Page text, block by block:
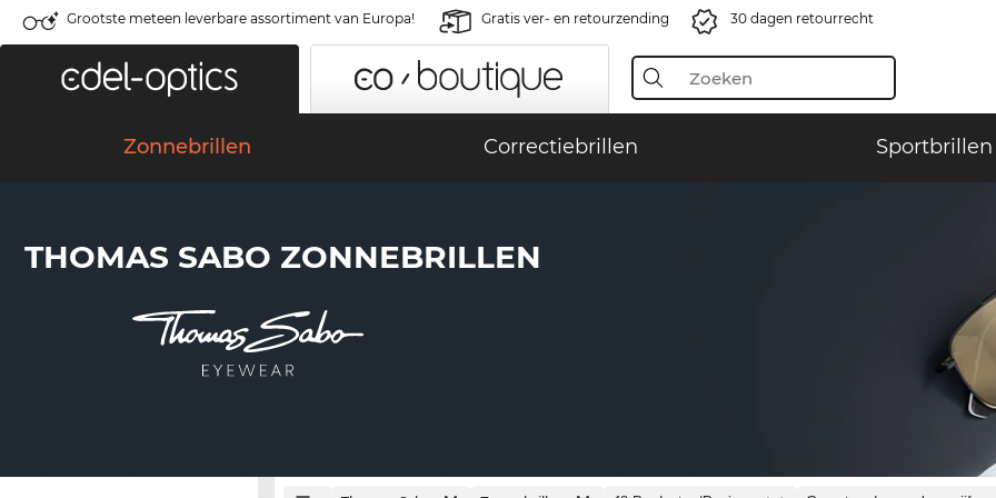
Grootste meteen leverbare assortiment van Europa! Gratis ver- en retourzending 30 dagen retourrecht
Zonnebrillen Correctiebrillen Sportbrillen
THOMAS SABO ZONNEBRILLEN